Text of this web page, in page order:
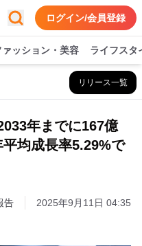
ログイン/会員登録
ァッション・美容 ライフスタ
リリース一覧
年までに167億
均成長率5.29%で
告 2025年9月11日 04:35